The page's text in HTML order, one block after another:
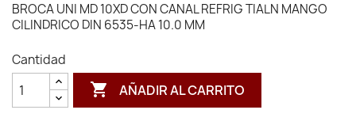
BROCA UNI MD 10XD CON CANAL REFRIG TIALN MANGO
CILINDRICO DIN 6535-HA 10.0 MM
Cantidad
 AÑADIR AL CARRITO